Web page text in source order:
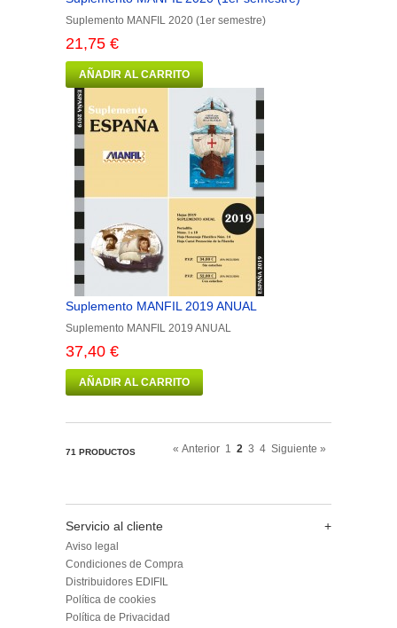
Suplemento MANFIL 2020 (1er semestre)
21,75 €
AÑADIR AL CARRITO
Suplemento MANFIL 2019 ANUAL
Suplemento MANFIL 2019 ANUAL
37,40 €
AÑADIR AL CARRITO
71 PRODUCTOS « Anterior 1 2 3 4 Siguiente »
Servicio al cliente +
Aviso legal
Condiciones de Compra
Distribuidores EDIFIL
Política de cookies
Política de Privacidad